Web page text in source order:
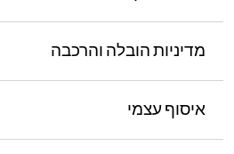
מדיניות הובלה והרכבה
איסוף עצמי